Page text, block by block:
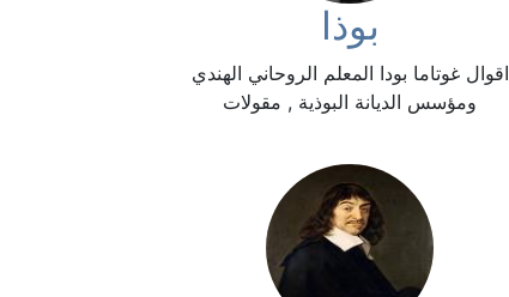
بوذا
اقوال غوتاما بودا المعلم الروحاني الهندي
ومؤسس الديانة البوذية , مقولات